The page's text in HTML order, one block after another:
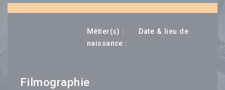
Métier(s) :
Date & lieu de
naissance :
Filmographie